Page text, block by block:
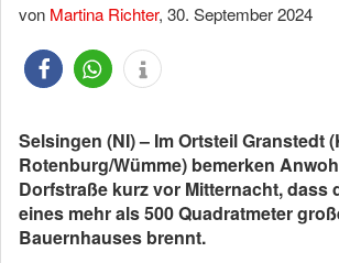
von Martina Richter, 30. September 2024
Selsingen (NI) – Im Ortsteil Granstedt
Rotenburg/Wümme) bemerken
Dorfstraße kurz vor Mitternacht, dass
eines mehr als 500 Quadratmeter
Bauernhauses brennt.